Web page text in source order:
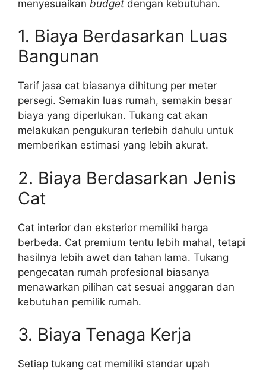
menyesuaikan budget dengan kebutuhan.
1. Biaya Berdasarkan Luas
Bangunan
Tarif jasa cat biasanya dihitung per meter
persegi. Semakin luas rumah, semakin besar
biaya yang diperlukan. Tukang cat akan
melakukan pengukuran terlebih dahulu untuk
memberikan estimasi yang lebih akurat.
2. Biaya Berdasarkan Jenis
Cat
Cat interior dan eksterior memiliki harga
berbeda. Cat premium tentu lebih mahal, tetapi
hasilnya lebih awet dan tahan lama. Tukang
pengecatan rumah profesional biasanya
menawarkan pilihan cat sesuai anggaran dan
kebutuhan pemilik rumah.
3. Biaya Tenaga Kerja
Setiap tukang cat memiliki standar upah